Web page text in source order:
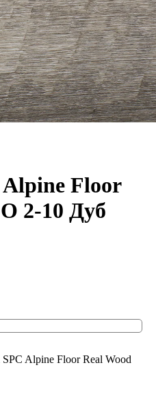
Floor
2-10 Дуб
Alpine Floor Real Wood